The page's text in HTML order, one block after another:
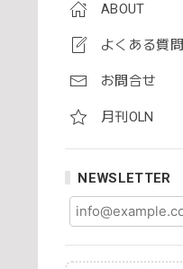
ABOUT
よくある質問
お問合せ
月刊OLN
NEWSLETTER